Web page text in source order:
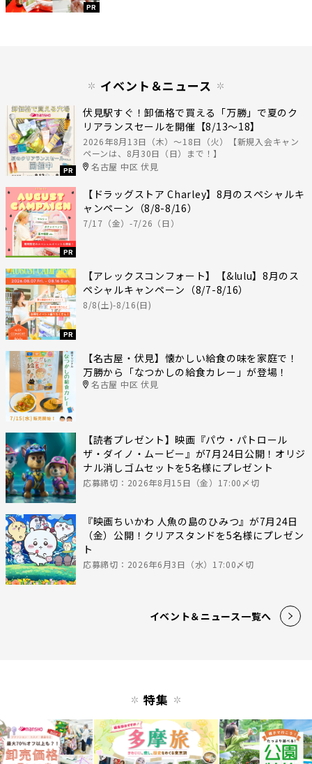
PR
イベント＆ニュース
PR
伏見駅すぐ！卸価格で買える「万勝」で夏のク
リアランスセールを開催【8/13〜18】
2026年8月13日（木）〜18日（火）【新規入会キャン
ペーンは、8月30日（日）まで！】
名古屋 中区 伏見
PR
【ドラッグストア Charley】8月のスペシャルキ
ャンペーン（8/8-8/16）
7/17（金）-7/26（日）
PR
【アレックスコンフォート】【&lulu】8月のス
ペシャルキャンペーン（8/7-8/16）
8/8(土)-8/16(日)
【名古屋・伏見】懐かしい給食の味を家庭で！
万勝から「なつかしの給食カレー」が登場！
名古屋 中区 伏見
【読者プレゼント】映画『パウ・パトロール
ザ・ダイノ・ムービー』が7月24日公開！オリジ
ナル消しゴムセットを5名様にプレゼント
応募締切：2026年8月15日（金）17:00〆切
『映画ちいかわ 人魚の島のひみつ』が7月24日
（金）公開！クリアスタンドを5名様にプレゼン
ト
応募締切：2026年6月3日（水）17:00〆切
イベント＆ニュース一覧へ
特集